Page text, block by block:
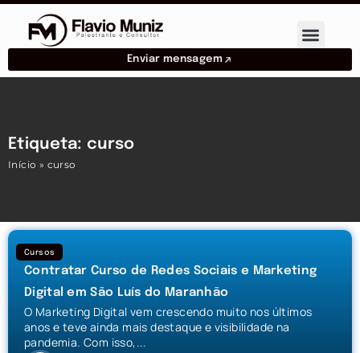
Enviar mensagem
Etiqueta: curso
Início » curso
Cursos
Contratar Curso de Redes Sociais e Marketing
Digital em São Luís do Maranhão
O Marketing Digital vem crescendo muito nos últimos
anos e teve ainda mais destaque e visibilidade na
pandemia. Com isso,...